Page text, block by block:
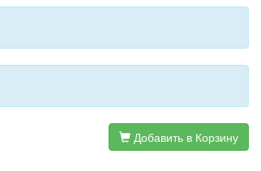
Добавить в Корзину